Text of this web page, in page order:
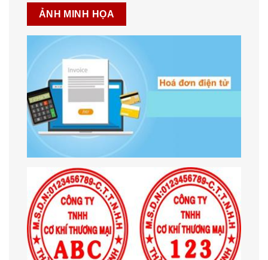
ẢNH MINH HỌA